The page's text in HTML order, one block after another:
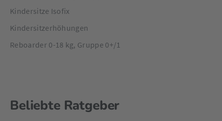
Kindersitze Isofix
Kindersitzerhöhungen
Reboarder 0-18 kg, Gruppe 0+/1
Beliebte Ratgeber